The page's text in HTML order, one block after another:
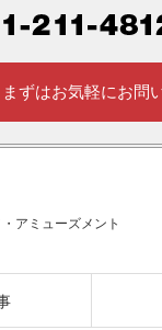
まずはお気軽にお問
アミューズメント